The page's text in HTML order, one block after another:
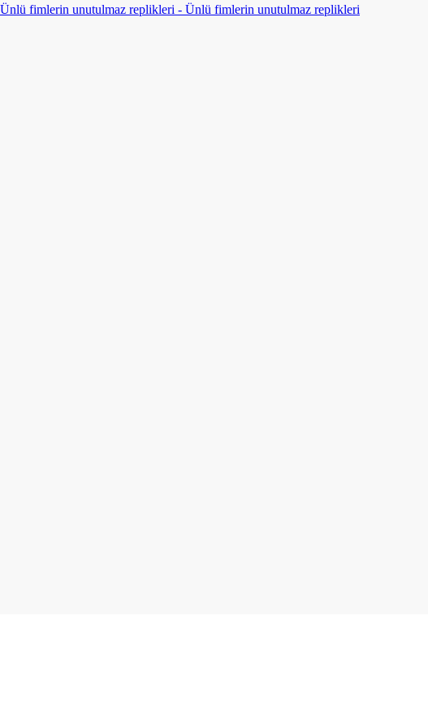
Ünlü fimlerin unutulmaz replikleri - Ünlü fimlerin unutulmaz replikleri